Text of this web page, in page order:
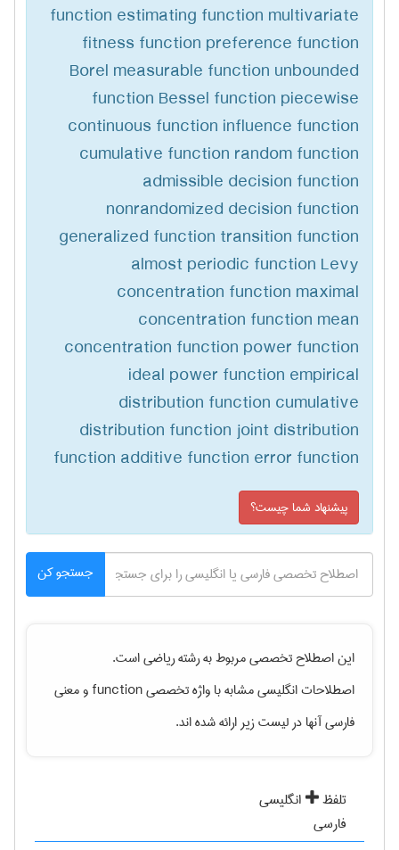
function estimating function multivariate
fitness function preference function
Borel measurable function unbounded
function Bessel function piecewise
continuous function influence function
cumulative function random function
admissible decision function
nonrandomized decision function
generalized function transition function
almost periodic function Levy
concentration function maximal
concentration function mean
concentration function power function
ideal power function empirical
distribution function cumulative
distribution function joint distribution
function additive function error function
پیشنهاد شما چیست؟
جستجو کن
این اصطلاح تخصصی مربوط به رشتهرياضیاست.
اصطلاحات انگلیسی مشابه با واژه تخصصیfunctionو معنی
فارسی آنها در لیست زیر ارائه شده اند.
تلفظ
انگلیسی
فارسی